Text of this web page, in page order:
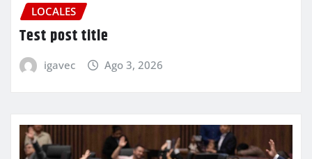
LOCALES
Test post title
igavec Ago 3, 2026